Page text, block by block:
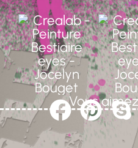
Vous